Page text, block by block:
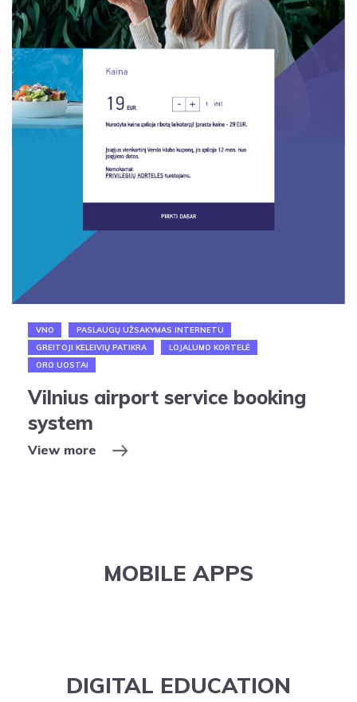
VNO
PASLAUGŲ UŽSAKYMAS INTERNETU
GREITOJI KELEIVIŲ PATIKRA
LOJALUMO KORTELĖ
ORO UOSTAI
Vilnius airport service booking
system
View more
MOBILE APPS
DIGITAL EDUCATION